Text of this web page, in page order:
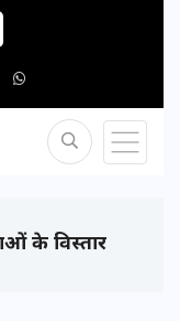
के विस्तार